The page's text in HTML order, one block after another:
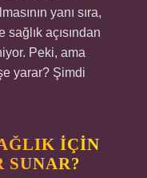
yanı sıra,
açısından
Peki, ama
yarar? Şimdi
İÇIN
SUNAR?